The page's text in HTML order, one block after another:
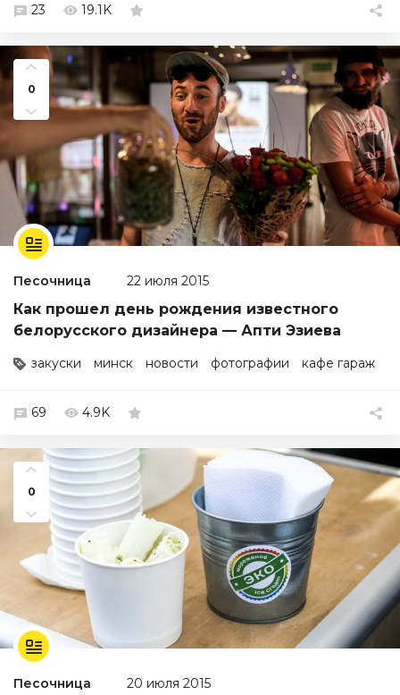
23 19.1K
0
Песочница 22 июля 2015
Как прошел день рождения известного
белорусского дизайнера — Апти Эзиева
закуски минск новости фотографии кафе гараж
69 4.9K
0
Песочница 20 июля 2015